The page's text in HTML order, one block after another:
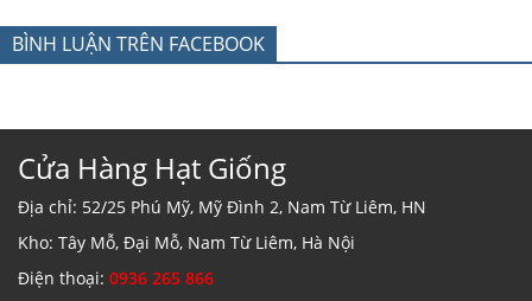
BÌNH LUẬN TRÊN FACEBOOK
Cửa Hàng Hạt Giống
Địa chỉ: 52/25 Phú Mỹ, Mỹ Đình 2, Nam Từ Liêm, HN
Kho: Tây Mỗ, Đại Mỗ, Nam Từ Liêm, Hà Nội
Điện thoại: 0936 265 866